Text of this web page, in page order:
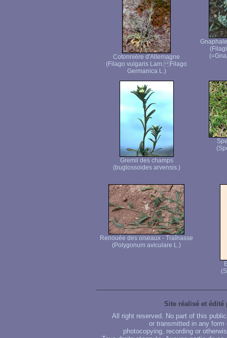
Cotonnière d'Allemagne
(Filago vulgaris Lam. Filago
Germanica L.)
Gremil des champs
(buglossoides arvensis.)
Renouée des oiseaux - Traînasse
(Polygonum aviculare L.)
Site réalisé et édité
All right reserved. No part of this
or transmitted in any
photocopying, recording or